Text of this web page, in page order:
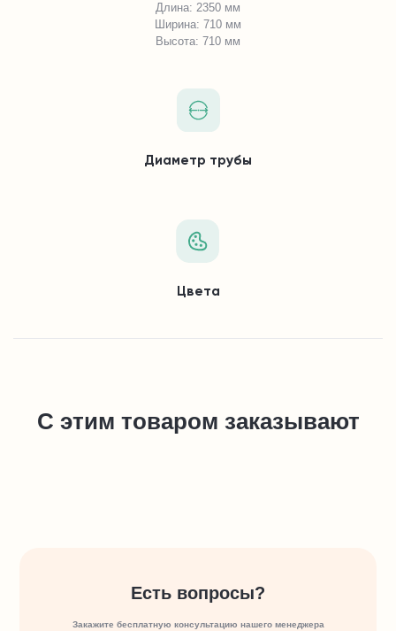
Длина: 2350 мм
Ширина: 710 мм
Высота: 710 мм
Диаметр трубы
Цвета
С этим товаром заказывают
Есть вопросы?
Закажите бесплатную консультацию нашего менеджера